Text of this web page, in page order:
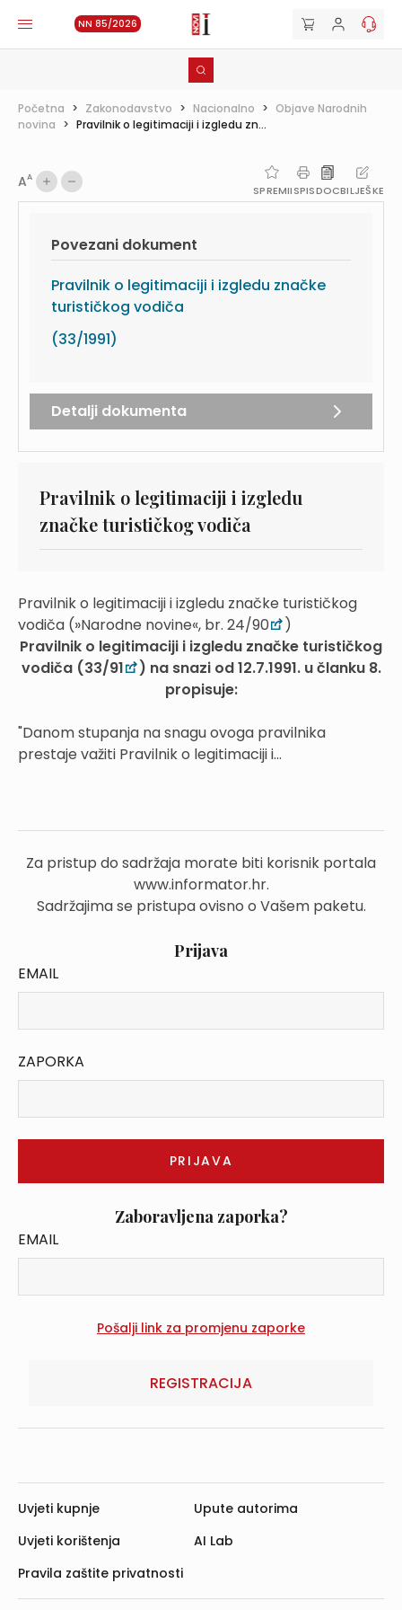
NN 85/2026
Početna > Zakonodavstvo > Nacionalno > Objave Narodnih
novina > Pravilnik o legitimaciji i izgledu zn...
AA
SPREMIISPISDOCBILJEŠKE
Povezani dokument
Pravilnik o legitimaciji i izgledu značke
turističkog vodiča
(33/1991)
Detalji dokumenta
Pravilnik o legitimaciji i izgledu
značke turističkog vodiča
Pravilnik o legitimaciji i izgledu značke turističkog
vodiča (»Narodne novine«, br. 24/90
)
Pravilnik o legitimaciji i izgledu značke turističkog
vodiča (33/91
) na snazi od 12.7.1991. u članku 8.
propisuje:
"Danom stupanja na snagu ovoga pravilnika
prestaje važiti Pravilnik o legitimaciji i...
Za pristup do sadržaja morate biti korisnik portala
www.informator.hr.
Sadržajima se pristupa ovisno o Vašem paketu.
Prijava
EMAIL
ZAPORKA
Zaboravljena zaporka?
EMAIL
REGISTRACIJA
Uvjeti kupnje
Uvjeti korištenja
Pravila zaštite privatnosti
Upute autorima
AI Lab